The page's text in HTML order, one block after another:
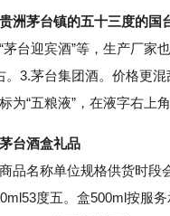
贵洲茅台镇的五十三度的国
迎宾酒”等，生产厂家也
。3.茅台集团酒。价格更
为“五粮液”，在液字右上
茅台酒盒礼品
名称单位规格供货时段会
度五。盒500ml按服